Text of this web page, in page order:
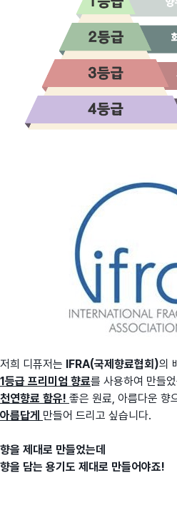
저희 디퓨저는 IFRA(국제향료협회)의
1등급 프리미엄 향료를 사용하여 만들
천연향료 함유! 좋은 원료, 아름다운 향
아름답게 만들어 드리고 싶습니다.
향을 제대로 만들었는데
향을 담는 용기도 제대로 만들어야죠!